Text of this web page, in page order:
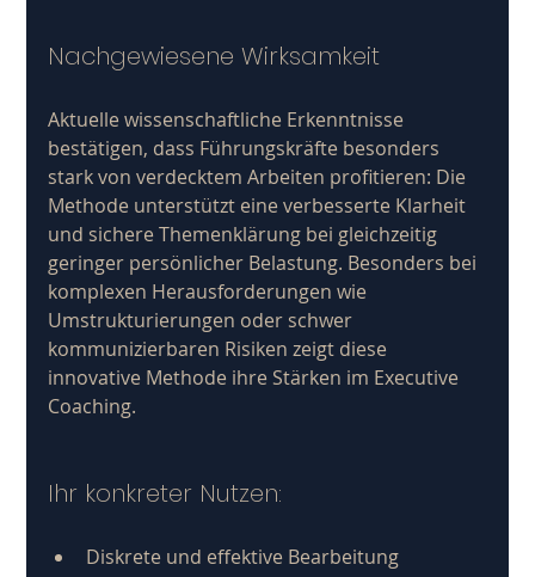
Nachgewiesene Wirksamkeit
Aktuelle wissenschaftliche Erkenntnisse
bestätigen, dass Führungskräfte besonders
stark von verdecktem Arbeiten profitieren: Die
Methode unterstützt eine verbesserte Klarheit
und sichere Themenklärung bei gleichzeitig
geringer persönlicher Belastung. Besonders bei
komplexen Herausforderungen wie
Umstrukturierungen oder schwer
kommunizierbaren Risiken zeigt diese
innovative Methode ihre Stärken im Executive
Coaching.
Ihr konkreter Nutzen:
Diskrete und effektive Bearbeitung